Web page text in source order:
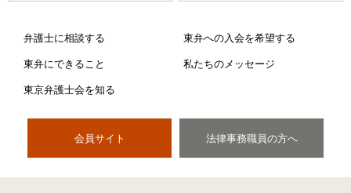
弁護士に相談する 東弁への入会を希望する
東弁にできること 私たちのメッセージ
東京弁護士会を知る
会員サイト 法律事務職員の方へ